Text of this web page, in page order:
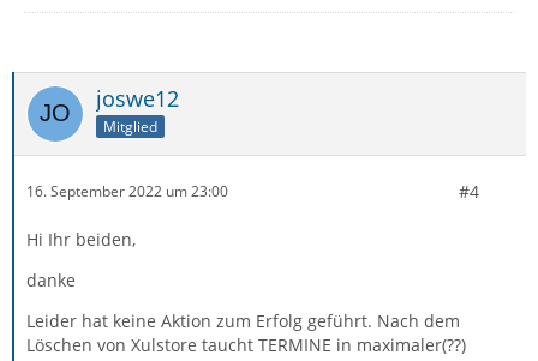
joswe12
Mitglied
16. September 2022 um 23:00 #4
Hi Ihr beiden,
danke
Leider hat keine Aktion zum Erfolg geführt. Nach dem
Löschen von Xulstore taucht TERMINE in maximaler(??)